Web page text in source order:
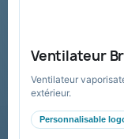
Ventilateur
Ventilateur
extérieur.
Personnalisable
© 2026 Goodies Pub